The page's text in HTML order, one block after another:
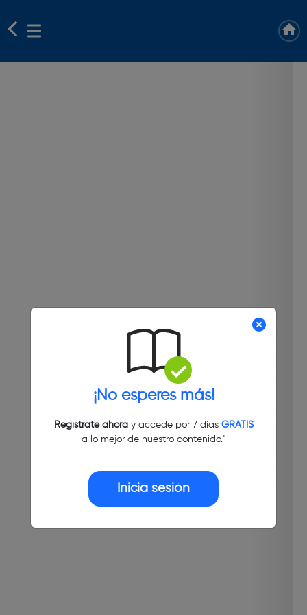
¡No esperes más!
Regístrate ahoray accede por 7 días GRATIS
a lo mejor de nuestro contenido."
Inicia sesión